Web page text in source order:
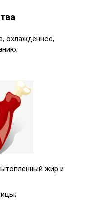
охлаждённое,
жир и